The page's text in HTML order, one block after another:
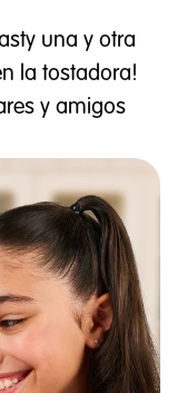
una y otra
la tostadora!
y amigos